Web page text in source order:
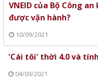
VNEID của Bộ Công
được vận hành?
10/09/2021
'Cái tôi' thời 4.0 và
04/09/2021